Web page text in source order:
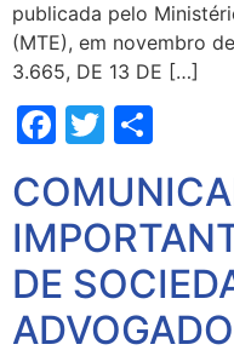
publicada pelo
(MTE), em novembro
3.665, DE 13 DE […]
Facebook
Twitter
DE